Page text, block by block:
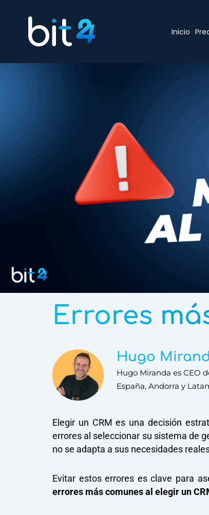
Inicio
Errores
Hugo
Hugo Miranda es CEO
España, Andorra y
Elegir un CRM es una decisión
errores al seleccionar su sistema de
no se adapta a sus necesidades
Evitar estos errores es clave para
errores más comunes al elegir un